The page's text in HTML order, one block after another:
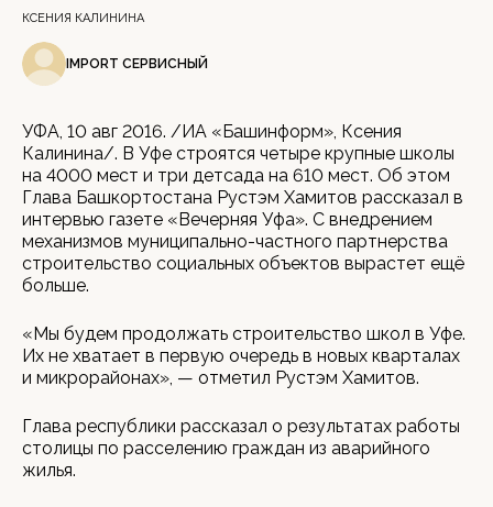
КСЕНИЯ КАЛИНИНА
IMPORT СЕРВИСНЫЙ
УФА, 10 авг 2016. /ИА «Башинформ», Ксения
Калинина/. В Уфе строятся четыре крупные школы
на 4000 мест и три детсада на 610 мест. Об этом
Глава Башкортостана Рустэм Хамитов рассказал в
интервью газете «Вечерняя Уфа». С внедрением
механизмов муниципально-частного партнерства
строительство социальных объектов вырастет ещё
больше.
«Мы будем продолжать строительство школ в Уфе.
Их не хватает в первую очередь в новых кварталах
и микрорайонах», — отметил Рустэм Хамитов.
Глава республики рассказал о результатах работы
столицы по расселению граждан из аварийного
жилья.